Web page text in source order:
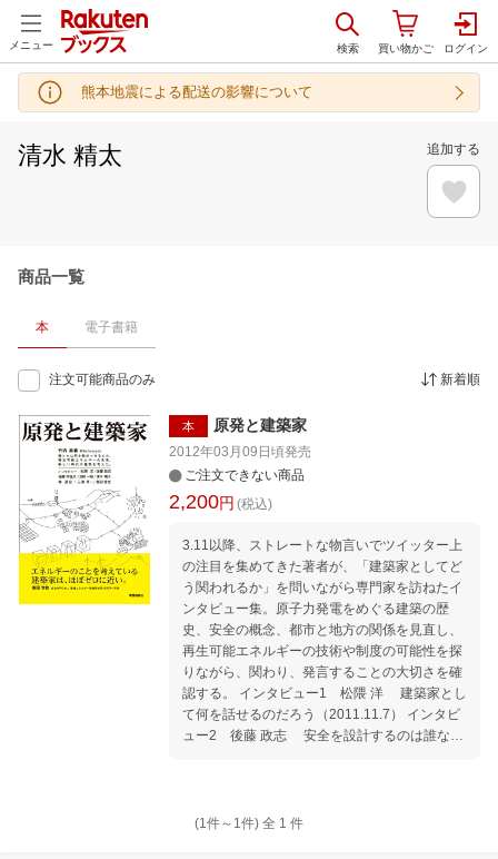
メニュー
熊本地震による配送の影響について
清水 精太 追加する
商品一覧
本 電子書籍
注文可能商品のみ 新着順
本 原発と建築家
2012年03月09日頃発売
ご注文できない商品
2,200円 (税込)
3.11以降、ストレートな物言いでツイッター上
の注目を集めてきた著者が、「建築家としてど
う関われるか」を問いながら専門家を訪ねたイ
ンタビュー集。原子力発電をめぐる建築の歴
史、安全の概念、都市と地方の関係を見直し、
再生可能エネルギーの技術や制度の可能性を探
りながら、関わり、発言することの大切さを確
認する。 インタビュー1 松隈 洋 建築家とし
て何を話せるのだろう（2011.11.7） インタビ
ュー2 後藤 政志 安全を設計するのは誰なの
必要性を感じたのか 竹内昌義 インタビュー4
(1件～ 1件) 全 1 件